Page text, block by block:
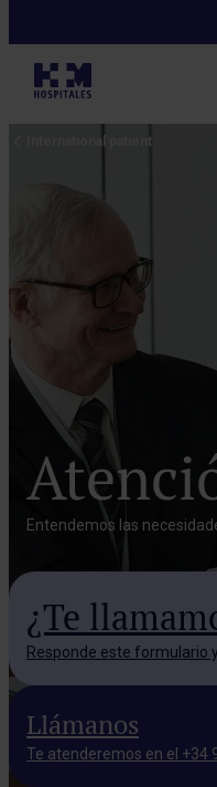
Entendemos las
¿Te
Llámanos
Te atenderemos en el +34